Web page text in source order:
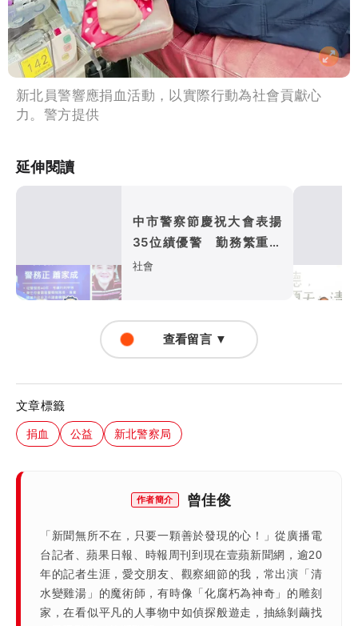
新北員警響應捐血活動，以實際行動為社會貢獻心
力。警方提供
延伸閱讀
中市警察節慶祝大會表揚
35位績優警 勤務繁重加
成今入帳
社會
查看留言 ▼
文章標籤
捐血 公益 新北警察局
作者簡介 曾佳俊
「新聞無所不在，只要一顆善於發現的心！」從廣播電
台記者、蘋果日報、時報周刊到現在壹蘋新聞網，逾20
年的記者生涯，愛交朋友、觀察細節的我，常出演「清
水變雞湯」的魔術師，有時像「化腐朽為神奇」的雕刻
家，在看似平凡的人事物中如偵探般遊走，抽絲剝繭找